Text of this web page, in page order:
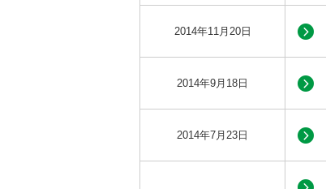
2014年11月20日
2014年9月18日
2014年7月23日